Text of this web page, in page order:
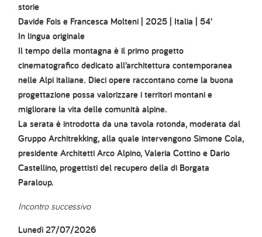
storie
Davide Fois e Francesca Molteni | 2025 | Italia | 54’
In lingua originale
Il tempo della montagna è il primo progetto
cinematografico dedicato all’architettura contemporanea
nelle Alpi italiane. Dieci opere raccontano come la buona
progettazione possa valorizzare i territori montani e
migliorare la vita delle comunità alpine.
La serata è introdotta da una tavola rotonda, moderata dal
Gruppo Architrekking, alla quale intervengono Simone Cola,
presidente Architetti Arco Alpino, Valeria Cottino e Dario
Castellino, progettisti del recupero della di Borgata
Paraloup.
Incontro successivo
Lunedì 27/07/2026